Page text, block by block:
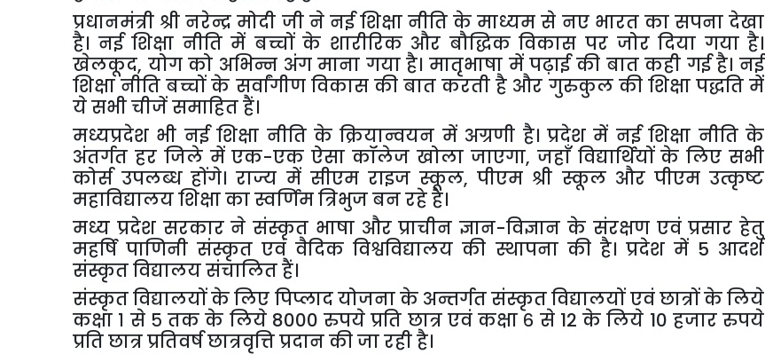
प्रधानमंत्री श्री नरेन्द्र मोदी जी ने नई शिक्षा नीति के माध्यम से नए भारत का सपना देखा
है। नई शिक्षा नीति में बच्चों के शारीरिक और बौद्धिक विकास पर जोर दिया गया है।
खेलकूद, योग को अभिन्न अंग माना गया है। मातृभाषा में पढ़ाई की बात कही गई है। नई
शिक्षा नीति बच्चों के सर्वांगीण विकास की बात करती है और गुरुकुल की शिक्षा पद्धति में
येसभीचीजेंसमाहितहैं।
मध्यप्रदेश भी नई शिक्षा नीति के क्रियान्वयन में अग्रणी है। प्रदेश में नई शिक्षा नीति के
अंतर्गत हर जिले में एक-एक ऐसा कॉलेज खोला जाएगा, जहाँ विद्यार्थियों के लिए सभी
कोर्स उपलब्ध होंगे। राज्य में सीएम राइज स्कूल,पीएम श्री स्कूल और पीएम उत्कृष्ट
महाविद्यालयशिक्षाकास्वर्णिमत्रिभुजबनरहेहैं।
मध्य प्रदेश सरकार ने संस्कृत भाषा और प्राचीन ज्ञान-विज्ञान के संरक्षण एवं प्रसार हेतु
महर्षि पाणिनी संस्कृत एवं वैदिक विश्वविद्यालय की स्थापना की है। प्रदेश में 5 आदर्श
संस्कृतविद्यालयसंचालितहैं।
संस्कृतविद्यालयोंकेलिए पिप्लादयोजनाके अन्तर्गतसंस्कृतविद्यालयोंएवंछात्रोंकेलिये
कक्षा १ से ५ तक के लिये 8000 रुपये प्रति छात्र एवं कक्षा ६ से 12 के लिये 10 हजार रुपये
प्रतिछात्रप्रतिवर्षछात्रवृत्तिप्रदानकीजारहीहै।